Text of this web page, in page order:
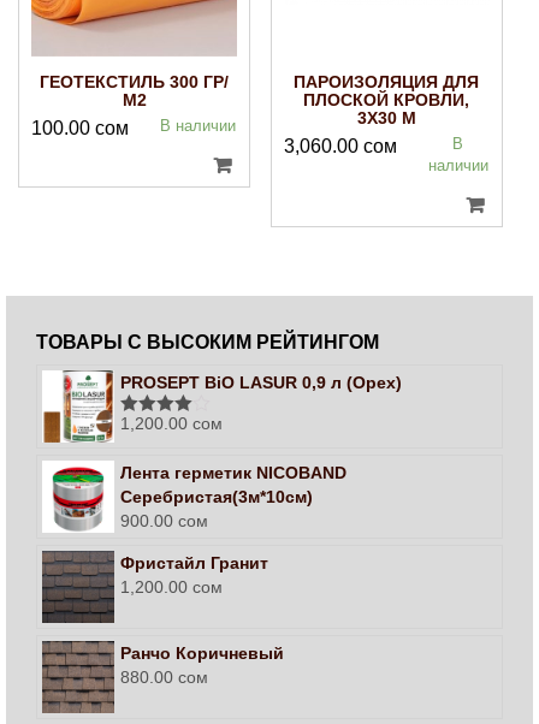
ГЕОТЕКСТИЛЬ 300 ГР/
М2
100.00 сом В наличии
ПАРОИЗОЛЯЦИЯ ДЛЯ
ПЛОСКОЙ КРОВЛИ,
3Х30 М
3,060.00 сом
В
наличии
ТОВАРЫ С ВЫСОКИМ РЕЙТИНГОМ
PROSEPT BiO LASUR 0,9 л (Орех)
Оценка
1,200.00 сом
Лента герметик NICOBAND
Серебристая(3м*10см)
900.00 сом
Фристайл Гранит
1,200.00 сом
Ранчо Коричневый
880.00 сом